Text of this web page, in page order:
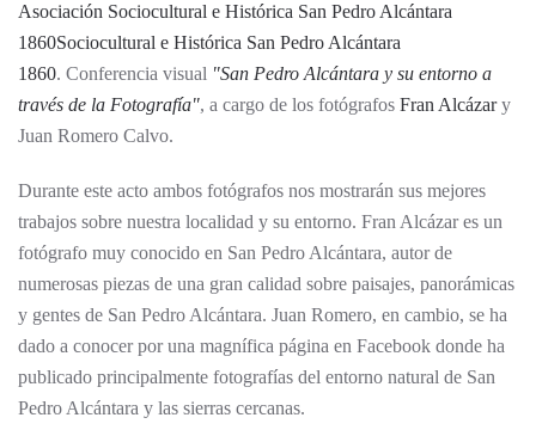
Asociación Sociocultural e Histórica San Pedro Alcántara
1860Sociocultural e Histórica San Pedro Alcántara
1860. Conferencia visual "San Pedro Alcántara y su entorno a
través de la Fotografía", a cargo de los fotógrafos Fran Alcázary
Juan Romero Calvo.
Durante este acto ambos fotógrafos nos mostrarán sus mejores
trabajos sobre nuestra localidad y su entorno. Fran Alcázar es un
fotógrafo muy conocido en San Pedro Alcántara, autor de
numerosas piezas de una gran calidad sobre paisajes, panorámicas
y gentes de San Pedro Alcántara. Juan Romero, en cambio, se ha
dado a conocer por una magnífica página en Facebook donde ha
publicado principalmente fotografías del entorno natural de San
Pedro Alcántara y las sierras cercanas.